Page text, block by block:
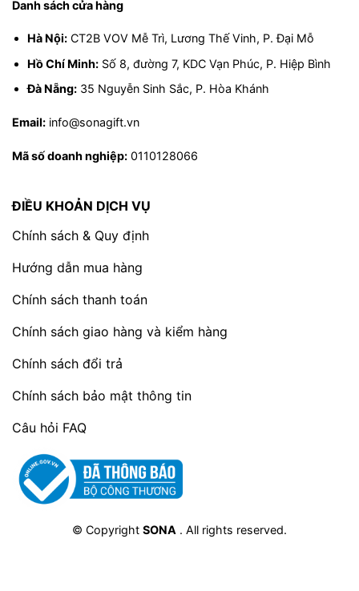
Danh sách cửa hàng
Hà Nội:CT2B VOV Mễ Trì, Lương Thế Vinh, P. Đại Mỗ
Hồ Chí Minh:Số 8, đường 7, KDC Vạn Phúc, P. Hiệp Bình
Đà Nẵng:35 Nguyễn Sinh Sắc, P. Hòa Khánh
Email: info@sonagift.vn
Mã số doanh nghiệp: 0110128066
ĐIỀU KHOẢN DỊCH VỤ
Chính sách & Quy định
Hướng dẫn mua hàng
Chính sách thanh toán
Chính sách giao hàng và kiểm hàng
Chính sách đổi trả
Chính sách bảo mật thông tin
Câu hỏi FAQ
© Copyright SONA . All rights reserved.